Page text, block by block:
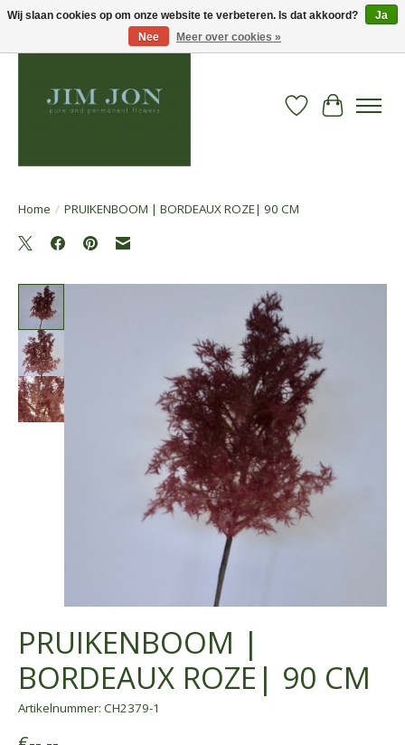
Verlanglijst
Home / PRUIKENBOOM | BORDEAUX ROZE| 90 CM
Product image slideshow Items
PRUIKENBOOM |
BORDEAUX ROZE| 90 CM
Artikelnummer: CH2379-1
Wij slaan cookies op om onze website te verbeteren. Is dat akkoord?
Ja
Nee
Meer over cookies »